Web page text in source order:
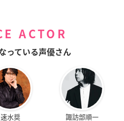
ACTOR
っている声優さん
速水奨 諏訪部順一